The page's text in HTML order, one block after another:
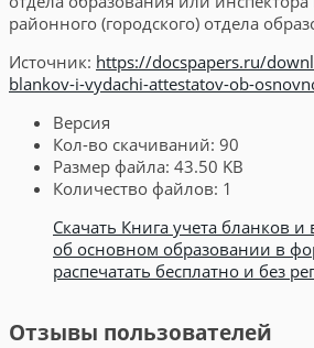
районного (городского) отдела
Источник: https://docspapers.ru/
blankov-i-vydachi-attestatov-ob-
Версия
Кол-во скачиваний: 90
Размер файла: 43.50 KB
Количество файлов: 1
Скачать Книга учета бланков и
об основном образовании в
распечатать бесплатно и без
Отзывы пользователей